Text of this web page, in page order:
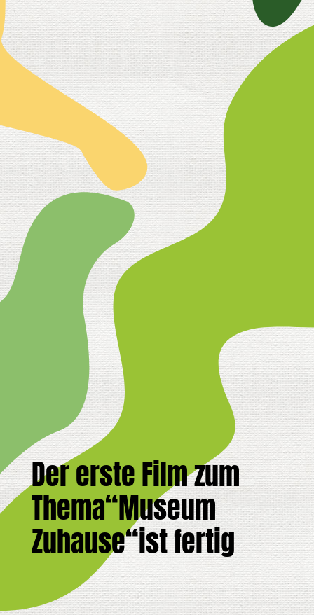
Der erste Film zum
Thema“Museum
Zuhause“ist fertig